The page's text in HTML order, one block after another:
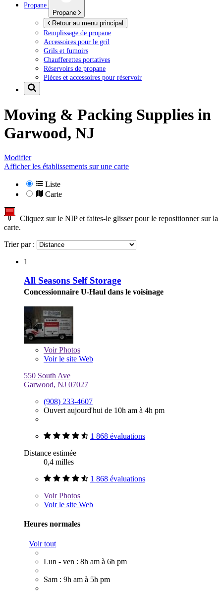
Propane
Propane
Retour au menu principal
Remplissage de propane
Accessoires pour le gril
Grils et fumoirs
Chaufferettes portatives
Réservoirs de propane
Pièces et accessoires pour réservoir
Moving & Packing Supplies in
Garwood, NJ
Modifier
Afficher les établissements sur une carte
Liste
Carte
Cliquez sur le NIP et faites-le glisser pour le repositionner sur la
carte.
Trier par :
1
All Seasons Self Storage
Concessionnaire U-Haul dans le voisinage
VoirPhotos
Voir le site Web
550 South Ave
Garwood, NJ 07027
(908) 233-4607
Ouvert aujourd'hui de 10h am à 4h pm
1 868 évaluations
Distance estimée
0,4 milles
1 868 évaluations
VoirPhotos
Voir le site Web
Heures normales
Voir tout
Lun - ven : 8h am à 6h pm
Sam : 9h am à 5h pm